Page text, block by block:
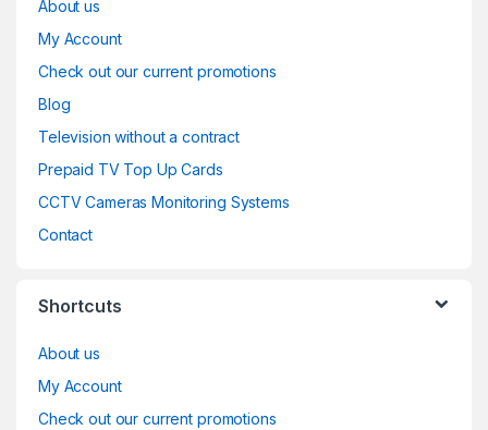
About us
My Account
Check out our current promotions
Blog
Television without a contract
Prepaid TV Top Up Cards
CCTV Cameras Monitoring Systems
Contact
Shortcuts
About us
My Account
Check out our current promotions